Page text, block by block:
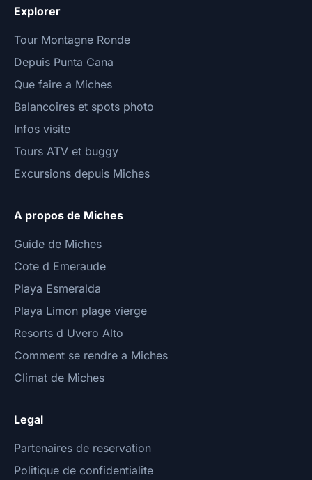
Explorer
Tour Montagne Ronde
Depuis Punta Cana
Que faire a Miches
Balancoires et spots photo
Infos visite
Tours ATV et buggy
Excursions depuis Miches
A propos de Miches
Guide de Miches
Cote d Emeraude
Playa Esmeralda
Playa Limon plage vierge
Resorts d Uvero Alto
Comment se rendre a Miches
Climat de Miches
Legal
Partenaires de reservation
Politique de confidentialite